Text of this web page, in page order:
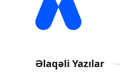
Əlaqəli Yazılar